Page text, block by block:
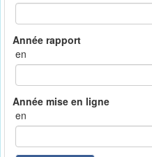
en
en